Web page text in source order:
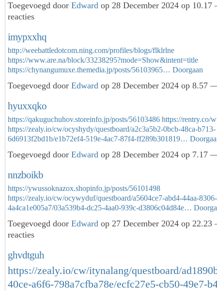
Toegevoegd door Edward op 28 December 2024 op
reacties
imypxxhq
http://weebattledotcom.ning.com/profiles/blogs/flklrlne
https://www.are.na/block/33238295?mode=Show&intent=title
https://chynangumuxe.themedia.jp/posts/56103965… Doorgaan
Toegevoegd door Edward op 28 December 2024 op 8.57
hyuxxqko
https://qakuguchuhov.storeinfo.jp/posts/56103486 https://rentry.co/
https://zealy.io/cw/ocyshydy/questboard/a2c3a5b2-0bcb-48ca-b713-
6d6913f2bd1b/e1b72ef4-519e-4ac7-87f4-ff289b301819…
Toegevoegd door Edward op 28 December 2024 op 7.17
nnzboikb
https://ywussoknazox.shopinfo.jp/posts/56101498
https://zealy.io/cw/ocywyduf/questboard/a5604ce7-abd4-44aa-8306-
4a4ca1e005a7/03a539b4-dc25-4aa0-939c-d3806c04d84e…
Toegevoegd door Edward op 27 December 2024 op
reacties
ghvdtguh
https://zealy.io/cw/itynalang/questboard/
40ce-a6f6-798a7cfba78e/ecfc27e5-cb50-49e7-